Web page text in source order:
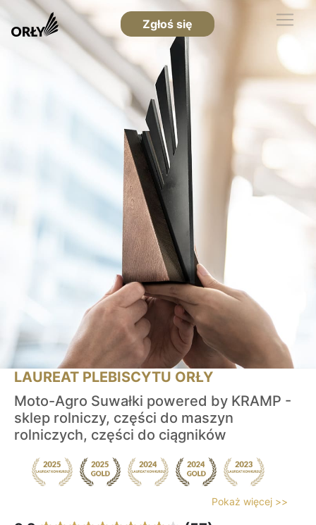
Zgłoś się
LAUREAT PLEBISCYTU ORŁY
Moto-Agro Suwałki powered by KRAMP -
sklep rolniczy, części do maszyn
rolniczych, części do ciągników
Pokaż więcej >>